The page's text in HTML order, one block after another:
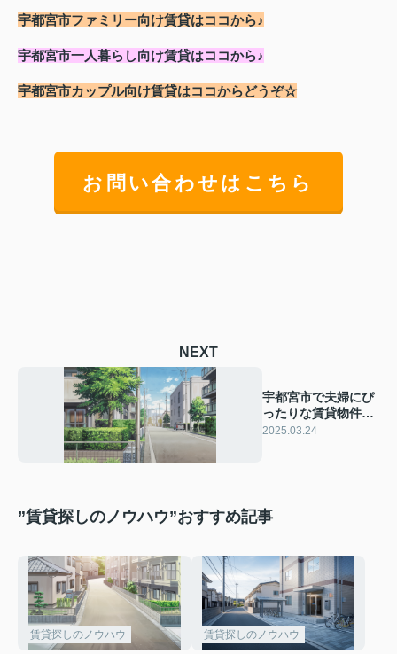
宇都宮市ファミリー向け賃貸はココから♪
宇都宮市一人暮らし向け賃貸はココから♪
宇都宮市カップル向け賃貸はココからどうぞ☆
お問い合わせはこちら
NEXT
宇都宮市で夫婦にぴ
ったりな賃貸物件
は？宇都宮市の魅力
2025.03.24
”賃貸探しのノウハウ”おすすめ記事
賃貸探しのノウハウ 賃貸探しのノウハウ